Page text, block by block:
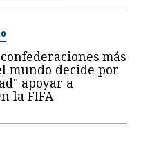
más
mundo decide por
apoyar a
la FIFA